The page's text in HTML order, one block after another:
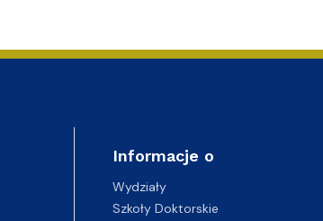
Informacje o
Wydziały
Szkoły Doktorskie